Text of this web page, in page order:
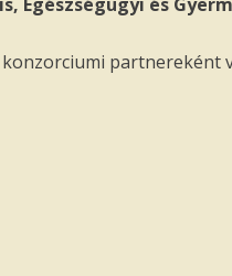
partnereként